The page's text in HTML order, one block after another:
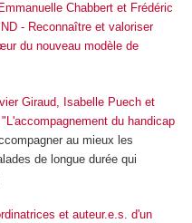
Chabbert et Frédéric
- Reconnaître et valoriser
du nouveau modèle de
Giraud, Isabelle Puech et
du handicap
au mieux les
de longue durée qui
et auteur.e.s. d'un